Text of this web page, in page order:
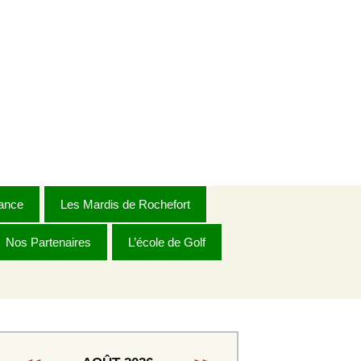
Les Mardis de Rochefort
Règlement 2026
Messieurs 1ère série
Nos Partenaires L’école de Golf